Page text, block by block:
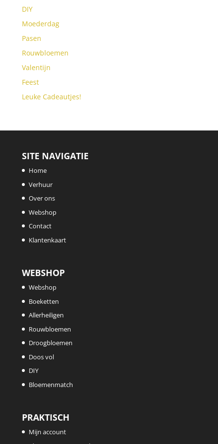
DIY
Moederdag
Pasen
Rouwbloemen
Valentijn
Feest
Leuke Cadeautjes!
SITE NAVIGATIE
Home
Verhuur
Over ons
Webshop
Contact
Klantenkaart
WEBSHOP
Webshop
Boeketten
Allerheiligen
Rouwbloemen
Droogbloemen
Doos vol
DIY
Bloemenmatch
PRAKTISCH
Mijn account